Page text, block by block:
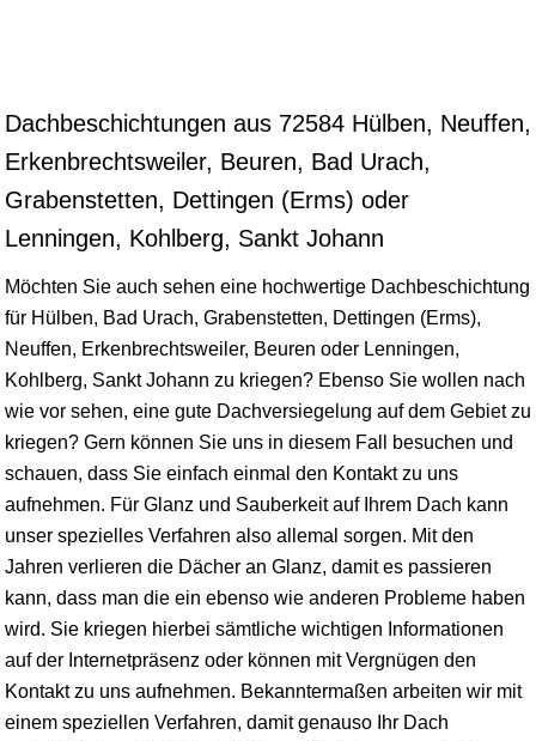
Dachbeschichtungen aus 72584 Hülben, Neuffen,
Erkenbrechtsweiler, Beuren, Bad Urach,
Grabenstetten, Dettingen (Erms) oder
Lenningen, Kohlberg, Sankt Johann
Möchten Sie auch sehen eine hochwertige Dachbeschichtung
für Hülben, Bad Urach, Grabenstetten, Dettingen (Erms),
Neuffen, Erkenbrechtsweiler, Beuren oder Lenningen,
Kohlberg, Sankt Johann zu kriegen? Ebenso Sie wollen nach
wie vor sehen, eine gute Dachversiegelung auf dem Gebiet zu
kriegen? Gern können Sie uns in diesem Fall besuchen und
schauen, dass Sie einfach einmal den Kontakt zu uns
aufnehmen. Für Glanz und Sauberkeit auf Ihrem Dach kann
unser spezielles Verfahren also allemal sorgen. Mit den
Jahren verlieren die Dächer an Glanz, damit es passieren
kann, dass man die ein ebenso wie anderen Probleme haben
wird. Sie kriegen hierbei sämtliche wichtigen Informationen
auf der Internetpräsenz oder können mit Vergnügen den
Kontakt zu uns aufnehmen. Bekanntermaßen arbeiten wir mit
einem speziellen Verfahren, damit genauso Ihr Dach